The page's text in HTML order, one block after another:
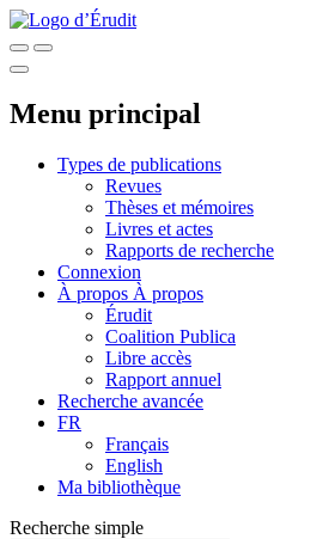
Menu principal
Types de publications
Revues
Thèses et mémoires
Livres et actes
Rapports de recherche
Connexion
À propos À propos
Érudit
Coalition Publica
Libre accès
Rapport annuel
Recherche avancée
FR
Français
English
Ma bibliothèque
Recherche simple